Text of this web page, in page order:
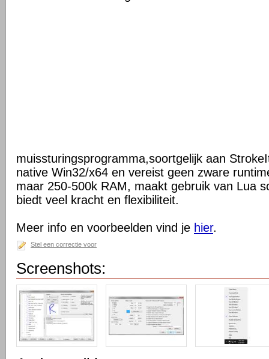
muissturingsprogramma,soortgelijk aan
native Win32/x64 en vereist geen zware
maar 250-500k RAM, maakt gebruik van Lua
biedt veel kracht en flexibiliteit.
Meer info en voorbeelden vind je hier.
Stel een correctie voor
Screenshots: